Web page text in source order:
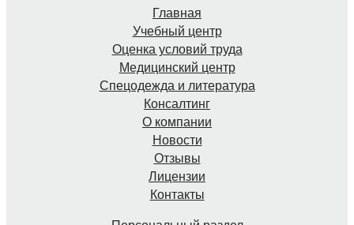
Главная
Учебный центр
Оценка условий труда
Медицинский центр
Спецодежда и литература
Консалтинг
О компании
Новости
Отзывы
Лицензии
Контакты